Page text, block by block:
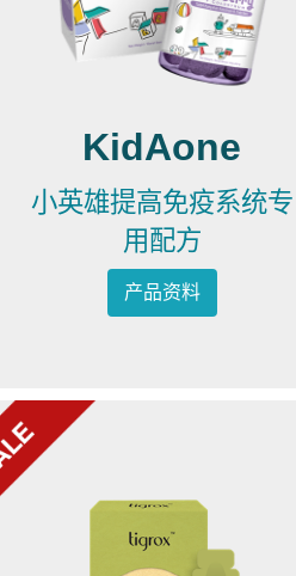
KidAone
小英雄提高免疫系统专
用配方
产品资料